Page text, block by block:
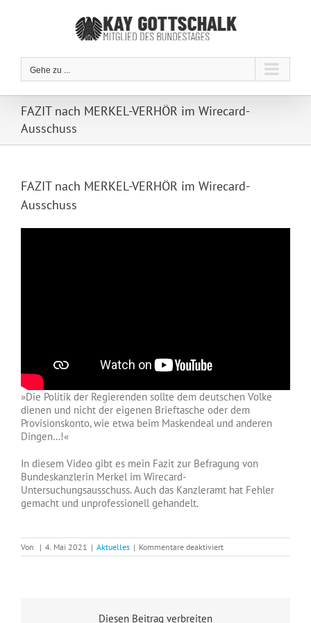
Gehe zu ...
FAZIT nach MERKEL-VERHÖR im Wirecard-
Ausschuss
FAZIT nach MERKEL-VERHÖR im Wirecard-
Ausschuss
»Die Politik der Regierenden sollte dem deutschen Volke
dienen und nicht der eigenen Brieftasche oder dem
Provisionskonto, wie etwa beim Maskendeal und anderen
Dingen…!«
In diesem Video gibt es mein Fazit zur Befragung von
Bundeskanzlerin Merkel im Wirecard-
Untersuchungsausschuss. Auch das Kanzleramt hat Fehler
gemacht und unprofessionell gehandelt.
Von | 4. Mai 2021 | Aktuelles | Kommentare deaktiviertfür
FAZIT
Diesen Beitrag verbreiten